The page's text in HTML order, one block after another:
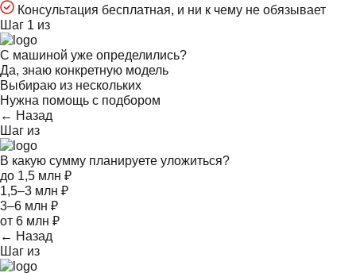
Консультация бесплатная, и ни к чему не обязывает
Шаг 1 из
С машиной уже определились?
Да, знаю конкретную модель
Выбираю из нескольких
Нужна помощь с подбором
← Назад
Шаг из
В какую сумму планируете уложиться?
до 1,5 млн ₽
1,5–3 млн ₽
3–6 млн ₽
от 6 млн ₽
← Назад
Шаг из